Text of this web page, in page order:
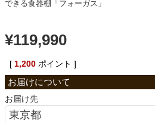
できる食器棚「フォーガス」
¥119,990
[ 1,200 ポイント ]
お届け先